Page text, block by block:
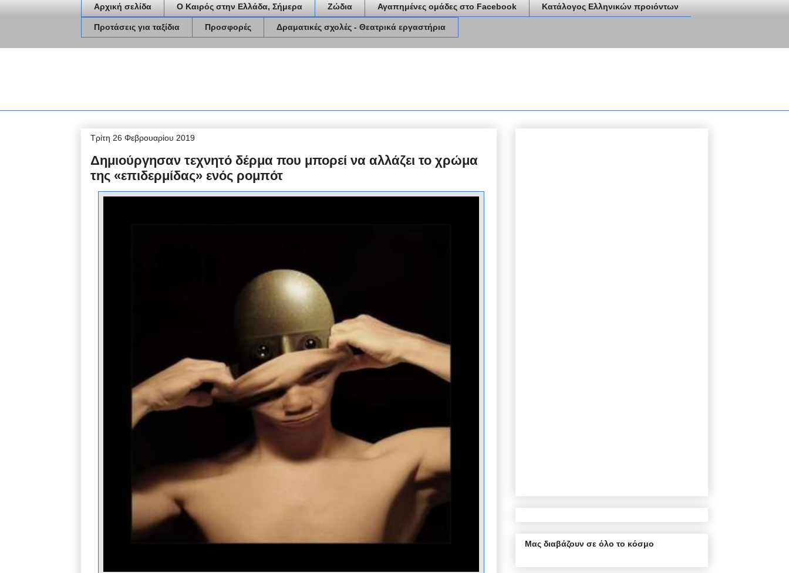
Αρχική σελίδα Ο Καιρός στην Ελλάδα, Σήμερα Ζώδια Αγαπημένες ομάδες στο Facebook Κατάλογος Ελληνικών προιόντων
Προτάσεις για ταξίδια Προσφορές Δραματικές σχολές - Θεατρικά εργαστήρια
Τρίτη 26 Φεβρουαρίου 2019
Δημιούργησαν τεχνητό δέρμα που μπορεί να αλλάζει το χρώμα
της «επιδερμίδας» ενός ρομπότ
Μας διαβάζουν σε όλο το κόσμο